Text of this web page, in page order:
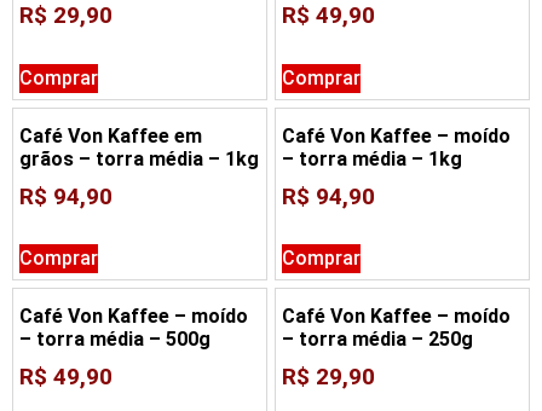
R$ 29,90
Comprar
R$ 49,90
Comprar
Café Von Kaffee em
grãos – torra média – 1kg
R$ 94,90
Comprar
Café Von Kaffee – moído
– torra média – 1kg
R$ 94,90
Comprar
Café Von Kaffee – moído
– torra média – 500g
R$ 49,90
Café Von Kaffee – moído
– torra média – 250g
R$ 29,90